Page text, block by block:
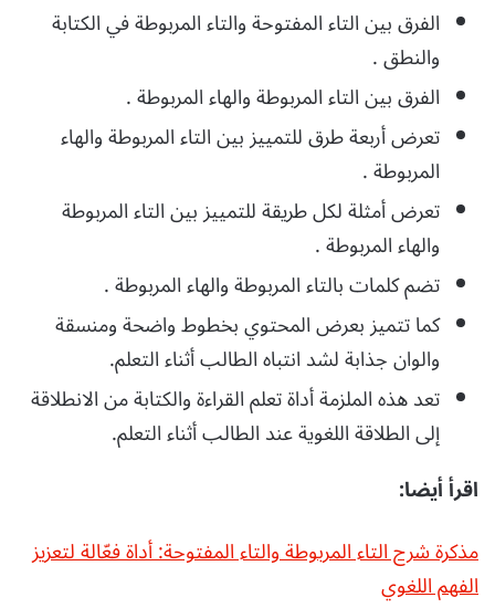
الفرق بين التاء المفتوحة والتاء المربوطة في الكتابة
والنطق .
الفرق بين التاء المربوطة والهاء المربوطة .
تعرض أربعة طرق للتمييز بين التاء المربوطة والهاء
المربوطة .
تعرض أمثلة لكل طريقة للتمييز بين التاء المربوطة
والهاء المربوطة .
تضم كلمات بالتاء المربوطة والهاء المربوطة .
كما تتميز بعرض المحتوي بخطوط واضحة ومنسقة
والوان جذابة لشد انتباه الطالب أثناء التعلم.
تعد هذه الملزمة أداة تعلم القراءة والكتابة من الانطلاقة
إلى الطلاقة اللغوية عند الطالب أثناء التعلم.
اقرأ أيضا:
مذكرة شرح التاء المربوطة والتاء المفتوحة: أداة فعّالة لتعزيز
الفهم اللغوي